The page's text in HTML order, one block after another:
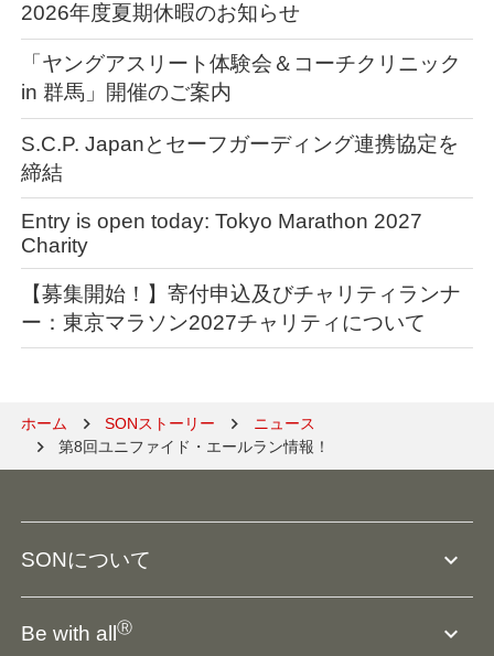
2026年度夏期休暇のお知らせ
「ヤングアスリート体験会＆コーチクリニック
in 群馬」開催のご案内
S.C.P. Japanとセーフガーディング連携協定を
締結
Entry is open today: Tokyo Marathon 2027
Charity
【募集開始！】寄付申込及びチャリティランナ
ー：東京マラソン2027チャリティについて
ホーム SONストーリー
ニュース
第8回ユニファイド・エールラン情報！
SONについて expand_more
SO組織について
Be with allⓇ expand_more